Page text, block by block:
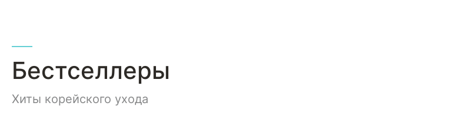
Бестселлеры
Хиты корейского ухода